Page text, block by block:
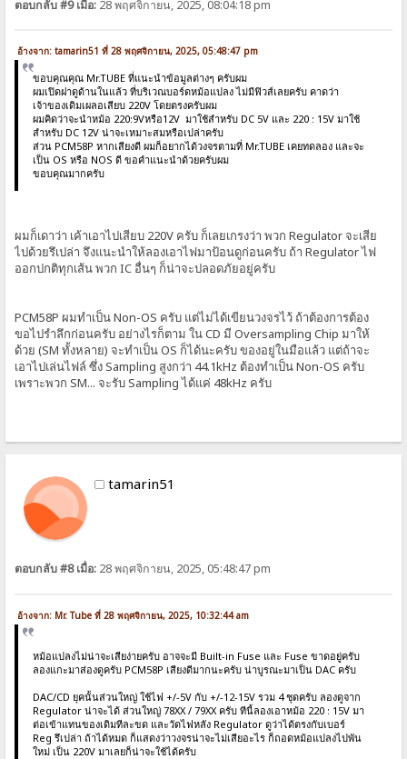
ตอบกลับ #9 เมื่อ: 28 พฤศจิกายน, 2025, 08:04:18 pm
อ้างจาก: tamarin51 ที่ 28 พฤศจิกายน, 2025, 05:48:47 pm
ขอบคุณคุณ Mr.TUBE ที่แนะนำข้อมูลต่างๆ ครับผม
ผมเปิดฝาดูด้านในแล้ว ที่บริเวณบอร์ดหม้อแปลง ไม่มีฟิวส์เลยครับ คาดว่า
เจ้าของเดิมเผลอเสียบ 220V โดยตรงครับผม
ผมคิดว่าจะนำหม้อ 220:9Vหรือ12V มาใช้สำหรับ DC 5V และ 220 : 15V มาใช้
สำหรับ DC 12V น่าจะเหมาะสมหรือเปล่าครับ
ส่วน PCM58P หากเสียงดี ผมก็อยากได้วงจรตามที่ Mr.TUBE เคยทดลอง และจะ
เป็น OS หรือ NOS ดี ขอคำแนะนำด้วยครับผม
ขอบคุณมากครับ
ผมก็เดาว่า เค้าเอาไปเสียบ 220V ครับ ก็เลยเกรงว่า พวก Regulator จะเสีย
ไปด้วยรึเปล่า จึงแนะนำให้ลองเอาไฟมาป้อนดูก่อนครับ ถ้า Regulator ไฟ
ออกปกติทุกเส้น พวก IC อื่นๆ ก็น่าจะปลอดภัยอยู่ครับ
PCM58P ผมทำเป็น Non-OS ครับ แต่ไม่ได้เขียนวงจรไว้ ถ้าต้องการต้อง
ขอไปรำลึกก่อนครับ อย่างไรก็ตาม ใน CD มี Oversampling Chip มาให้
ด้วย (SM ทั้งหลาย) จะทำเป็น OS ก็ได้นะครับ ของอยู่ในมือแล้ว แต่ถ้าจะ
เอาไปเล่นไฟล์ ซึ่ง Sampling สูงกว่า 44.1kHz ต้องทำเป็น Non-OS ครับ
เพราะพวก SM... จะรับ Sampling ได้แค่ 48kHz ครับ
tamarin51
ตอบกลับ #8 เมื่อ: 28 พฤศจิกายน, 2025, 05:48:47 pm
อ้างจาก: Mr. Tube ที่ 28 พฤศจิกายน, 2025, 10:32:44 am
หม้อแปลงไม่น่าจะเสียง่ายครับ อาจจะมี Built-in Fuse และ Fuse ขาดอยู่ครับ
ลองแกะมาส่องดูครับ PCM58P เสียงดีมากนะครับ น่าบูรณะมาเป็น DAC ครับ
DAC/CD ยุคนั้นส่วนใหญ่ ใช้ไฟ +/-5V กับ +/-12-15V รวม 4 ชุดครับ ลองดูจาก
Regulator น่าจะได้ ส่วนใหญ่ 78XX / 79XX ครับ ทีนี้ลองเอาหม้อ 220 : 15V มา
ต่อเข้าแทนของเดิมทีละขด และวัดไฟหลัง Regulator ดูว่าได้ตรงกับเบอร์
Reg รึเปล่า ถ้าได้หมด ก็แสดงว่าวงจรน่าจะไม่เสียอะไร ก็ถอดหม้อแปลงไปพัน
ใหม่ เป็น 220V มาเลยก็น่าจะใช้ได้ครับ